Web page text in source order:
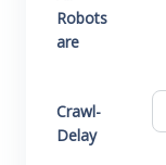
Robots
are
Crawl-
Delay